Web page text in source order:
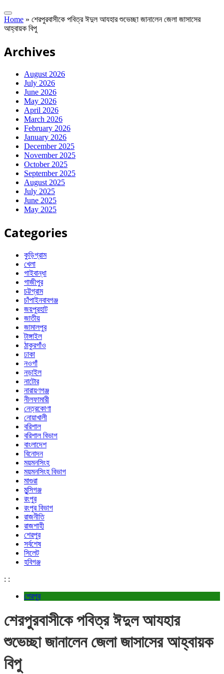
Home » শেরপুরবাসীকে পবিত্র ঈদুল আযহার শুভেচ্ছা জানালেন জেলা জাসাসের
আহ্বায়ক বিপু
Archives
August 2026
July 2026
June 2026
May 2026
April 2026
March 2026
February 2026
January 2026
December 2025
November 2025
October 2025
September 2025
August 2025
July 2025
June 2025
May 2025
Categories
কুড়িগ্রাম
খেলা
গাইবান্ধা
গাজীপুর
চট্টগ্রাম
চাঁপাইনবাবগঞ্জ
জয়পুরহাট
জাতীয়
জামালপুর
টাঙ্গাইল
ঠাকুরগাঁও
ঢাকা
নওগাঁ
নড়াইল
নাটোর
নারায়ণগঞ্জ
নীলফামারী
নেত্রকোণা
নোয়াখালী
বরিশাল
বরিশাল বিভাগ
বাংলাদেশ
বিনোদন
ময়মনসিংহ
ময়মনসিংহ বিভাগ
মাগুরা
মুন্সিগঞ্জ
রংপুর
রংপুর বিভাগ
রাজনীতি
রাজশাহী
শেরপুর
সর্বশেষ
সিলেট
হবিগঞ্জ
: :
শেরপুর
শেরপুরবাসীকে পবিত্র ঈদুল আযহার
শুভেচ্ছা জানালেন জেলা জাসাসের আহ্বায়ক
বিপু